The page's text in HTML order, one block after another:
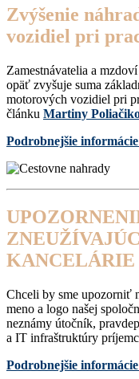
Zvýšenie
vozidiel pri
Zamestnávatelia a
opäť zvyšuje suma
motorových vozidiel pri
článku Martiny
Podrobnejšie
KANCELÁRIE
Chceli by sme upozorniť
meno a logo našej
neznámy útočník,
a IT infraštruktúry
Podrobnejšie